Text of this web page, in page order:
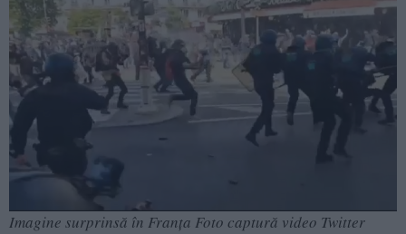
Imagine surprinsă în Franța Foto captură video Twitter